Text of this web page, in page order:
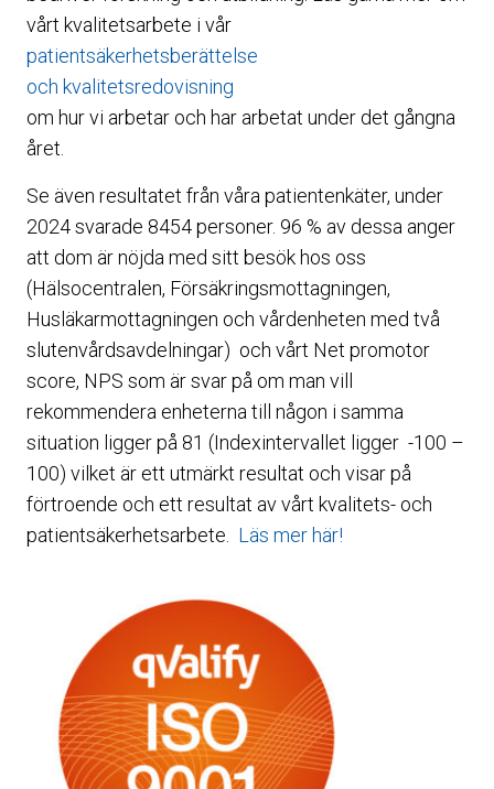
vårt kvalitetsarbete i vår
patientsäkerhetsberättelse
och kvalitetsredovisning
om hur vi arbetar och har arbetat under det gångna
året.
Se även resultatet från våra patientenkäter, under
2024 svarade 8454 personer. 96 % av dessa anger
att dom är nöjda med sitt besök hos oss
(Hälsocentralen, Försäkringsmottagningen,
Husläkarmottagningen och vårdenheten med två
slutenvårdsavdelningar) och vårt Net promotor
score, NPS som är svar på om man vill
rekommendera enheterna till någon i samma
situation ligger på 81 (Indexintervallet ligger -100 –
100) vilket är ett utmärkt resultat och visar på
förtroende och ett resultat av vårt kvalitets- och
patientsäkerhetsarbete. Läs mer här!